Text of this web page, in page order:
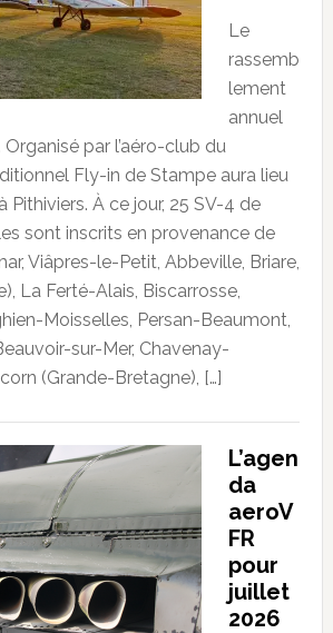
Le
rassemb
lement
annuel
par l’aéro-club du
Fly-in de Stampe aura lieu
Pithiviers. À ce jour, 25 SV-4 de
sont inscrits en provenance de
Viâpres-le-Petit, Abbeville, Briare,
La Ferté-Alais, Biscarrosse,
Moisselles, Persan-Beaumont,
sur-Mer, Chavenay-
(Grande-Bretagne), […]
L’agen
da
aeroV
FR
pour
juillet
2026